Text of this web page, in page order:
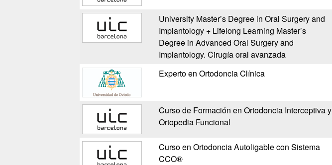
University Master’s Degree in Oral Surgery and
Implantology + Lifelong Learning Master’s
Degree in Advanced Oral Surgery and
Implantology. Cirugía oral avanzada
Experto en Ortodoncia Clínica
Curso de Formación en Ortodoncia Interceptiva y
Ortopedia Funcional
Curso en Ortodoncia Autoligable con Sistema
CCO®